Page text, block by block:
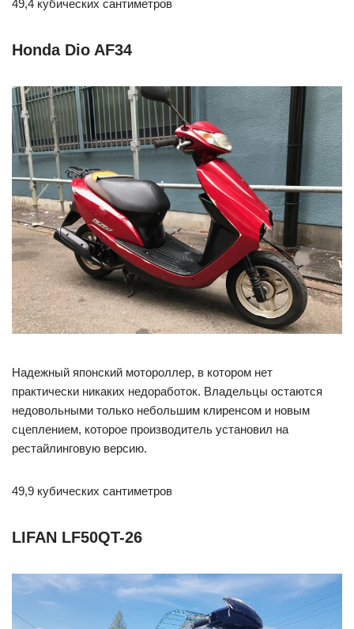
49,4 кубических сантиметров
Honda Dio AF34
Надежный японский мотороллер, в котором нет
практически никаких недоработок. Владельцы остаются
недовольными только небольшим клиренсом и новым
сцеплением, которое производитель установил на
рестайлинговую версию.
49,9 кубических сантиметров
LIFAN LF50QT-26